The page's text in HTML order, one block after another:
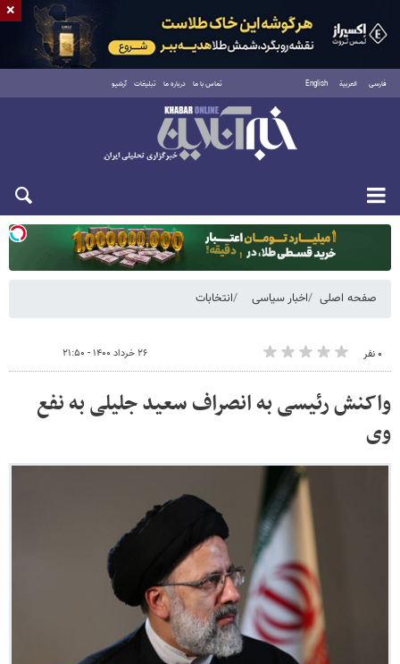
فارسی العربية English تماس با ما درباره ما تبلیغات آرشیو
دوشنبه ۱۹ مرداد ۱۴۰۵
صفحه اصلی اخبار سیاسی انتخابات
۰ نفر ۲۶ خرداد ۱۴۰۰ - ۲۱:۵۰
واکنش رئیسی به انصراف سعید جلیلی به نفع
وی
×